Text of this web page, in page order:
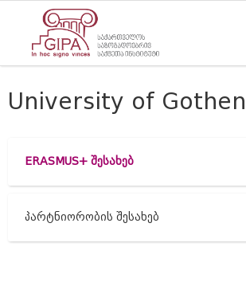
University of
ERASMUS+ შესახებ
პარტნიორობის შესახებ